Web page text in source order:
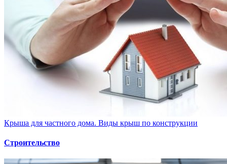
Крыша для частного дома. Виды крыш по конструкции
Строительство